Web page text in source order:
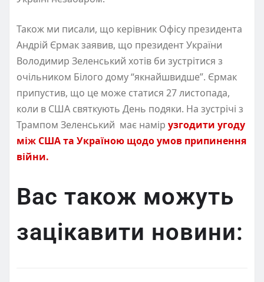
Також ми писали, що керівник Офісу президента
Андрій Єрмак заявив, що президент України
Володимир Зеленський хотів би зустрітися з
очільником Білого дому “якнайшвидше”. Єрмак
припустив, що це може статися 27 листопада,
коли в США святкують День подяки. На зустрічі з
Трампом Зеленський має намір узгодити угоду
між США та Україною щодо умов припинення
війни.
Вас також можуть
зацікавити новини: